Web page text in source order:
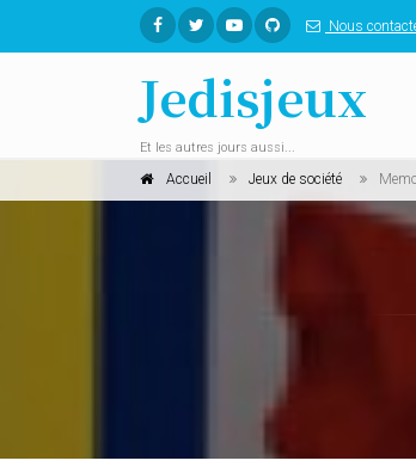
Nous
Jedisjeux
Et les autres jours aussi...
Accueil Jeux de société